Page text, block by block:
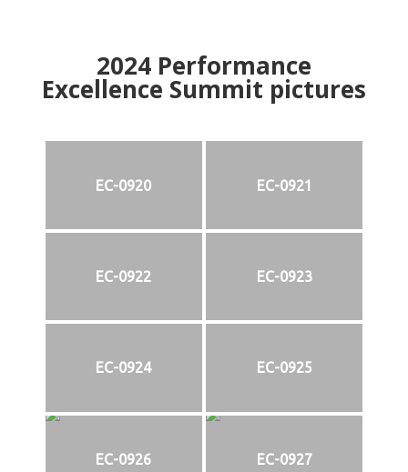
2024Performance
Excellence Summit pictures
EC-0920 EC-0921
EC-0922 EC-0923
EC-0924 EC-0925
EC-0926 EC-0927